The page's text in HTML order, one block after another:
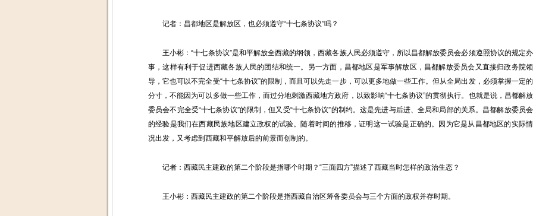
记者：昌都地区是解放区，也必须遵守“十七条协议”吗？
王小彬：“十七条协议”是和平解放全西藏的纲领，西藏各族人民必须遵守，所以昌都解放委员会必须遵照协议的规定办
事，这样有利于促进西藏各族人民的团结和统一。另一方面，昌都地区是军事解放区，昌都解放委员会又直接归政务院领
导，它也可以不完全受“十七条协议”的限制，而且可以先走一步，可以更多地做一些工作。但从全局出发，必须掌握一定的
分寸，不能因为可以多做一些工作，而过分地刺激西藏地方政府，以致影响“十七条协议”的贯彻执行。也就是说，昌都解放
委员会不完全受“十七条协议”的限制，但又受“十七条协议”的制约。这是先进与后进、全局和局部的关系。昌都解放委员会
的经验是我们在西藏民族地区建立政权的试验。随着时间的推移，证明这一试验是正确的。因为它是从昌都地区的实际情
况出发，又考虑到西藏和平解放后的前景而创制的。
记者：西藏民主建政的第二个阶段是指哪个时期？“三面四方”描述了西藏当时怎样的政治生态？
王小彬：西藏民主建政的第二个阶段是指西藏自治区筹备委员会与三个方面的政权并存时期。